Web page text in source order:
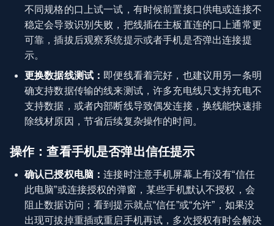
不同规格的口上试一试，有时候前置接口供电或连接不
稳定会导致识别失败，把线插在主板直连的口上通常更
可靠，插拔后观察系统提示或者手机是否弹出连接提
示。
更换数据线测试： 即便线看着完好，也建议用另一条明
确支持数据传输的线来测试，许多充电线只支持充电不
支持数据，或者内部断线导致偶发连接，换线能快速排
除线材原因，节省后续复杂操作的时间。
操作：查看手机是否弹出信任提示
确认已授权电脑：连接时注意手机屏幕上有没有“信任
此电脑”或连接授权的弹窗，某些手机默认不授权，会
阻止数据访问；看到提示就点“信任”或“允许”，如果没
出现可拔掉重插或重启手机再试，多次授权有时会解决